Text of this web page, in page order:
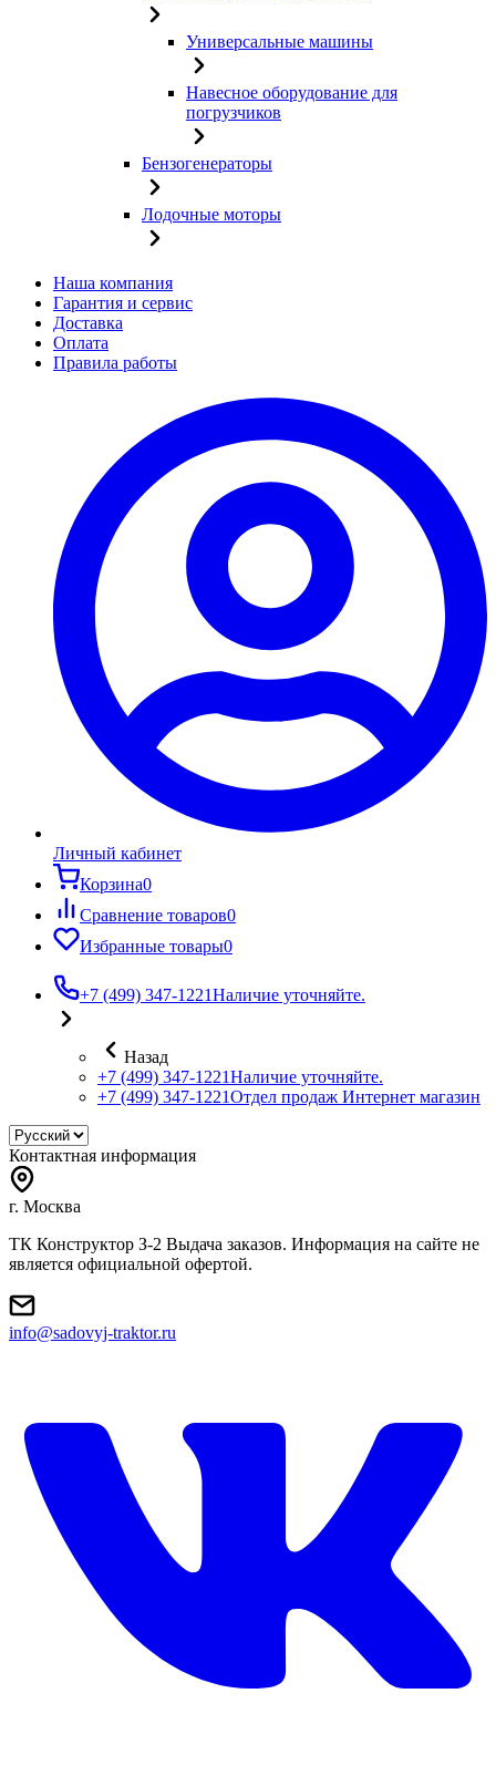
Универсальные машины
Навесное оборудование для
погрузчиков
Бензогенераторы
Лодочные моторы
Наша компания
Гарантия и сервис
Доставка
Оплата
Правила работы
Личный кабинет
Корзина0
Сравнение товаров0
Избранные товары0
+7 (499) 347-1221Наличие уточняйте.
Назад
+7 (499) 347-1221Наличие уточняйте.
+7 (499) 347-1221Отдел продаж Интернет магазин
Контактная информация
г. Москва
ТК Конструктор З-2 Выдача заказов. Информация на сайте не
является официальной офертой.
info@sadovyj-traktor.ru